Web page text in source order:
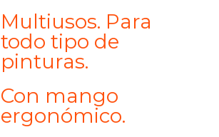
Multiusos. Para
todo tipo de
pinturas.
Con mango
ergonómico.